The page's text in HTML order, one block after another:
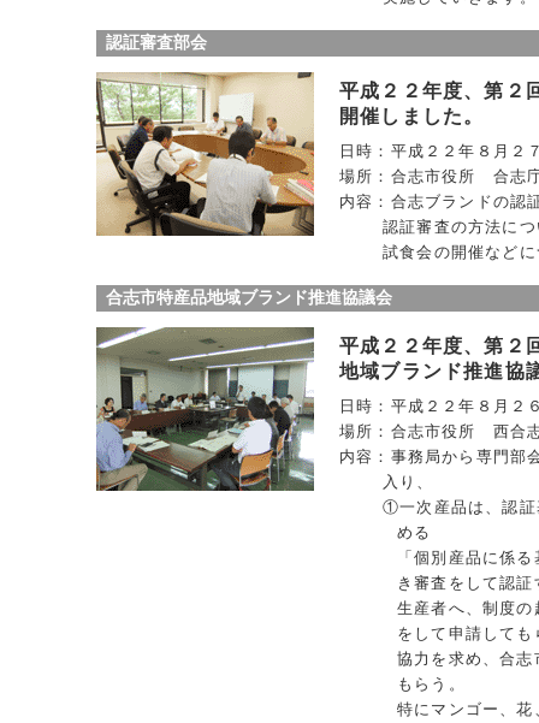
認証審査部会
平成２２年度、第２
開催しました。
日時：平成２２年８月２
場所：合志市役所 合志
内容：合志ブランドの認
認証審査の方法に
試食会の開催など
合志市特産品地域ブランド推進協議会
平成２２年度、第２
地域ブランド推進協
日時：平成２２年８月２
場所：合志市役所 西合
内容：事務局から専門部
入り、
①一次産品は、認証
める
「個別産品に係
き審査をして認証
生産者へ、制度
をして申請して
協力を求め、合
もらう。
特にマンゴー、